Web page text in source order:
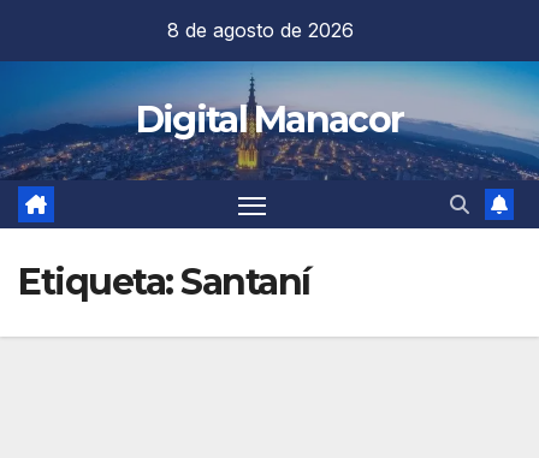
contenido
8 de agosto de 2026
Digital Manacor
Etiqueta:Santaní